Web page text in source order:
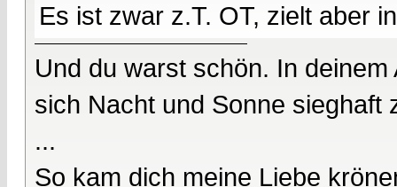
Es ist zwar z.T. OT, zielt aber
Und du warst schön. In deinem
sich Nacht und Sonne sieghaft
...
So kam dich meine Liebe